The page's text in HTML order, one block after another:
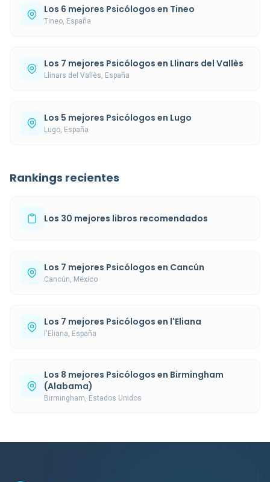
Los 6 mejores Psicólogos en Tineo
Tineo, España
Los 7 mejores Psicólogos en Llinars del Vallès
Llinars del Vallès, España
Los 5 mejores Psicólogos en Lugo
Lugo, España
Rankings recientes
Los 30 mejores libros recomendados
Los 7 mejores Psicólogos en Cancún
Cancún, México
Los 7 mejores Psicólogos en l'Eliana
l'Eliana, España
Los 8 mejores Psicólogos en Birmingham
(Alabama)
Birmingham, Estados Unidos